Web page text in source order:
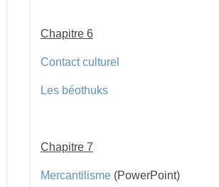
Chapitre 6
Contact culturel
Les béothuks
Chapitre 7
Mercantilisme (PowerPoint)